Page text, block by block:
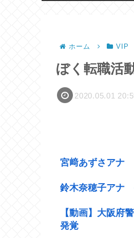
ホーム VIP
ぼく転職活
2020.05.01
宮﨑あずさアナ
鈴木奈穂子アナ
【動画】大阪府
発覚